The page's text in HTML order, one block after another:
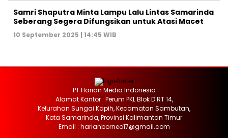
Samri Shaputra Minta Lampu Lalu Lintas Samarinda
Seberang Segera Difungsikan untuk Atasi Macet
10 September 2025 | 14:45 WIB
PT Harian Media Indonesia
Alamat Kantor : Perum PKL Blok D RT 14,
Kelurahan Sungai Kapih, Kecamatan Sambutan,
Kota Samarinda, Provinsi Kalimantan Timur
Email : harianborneo17@gmail.com